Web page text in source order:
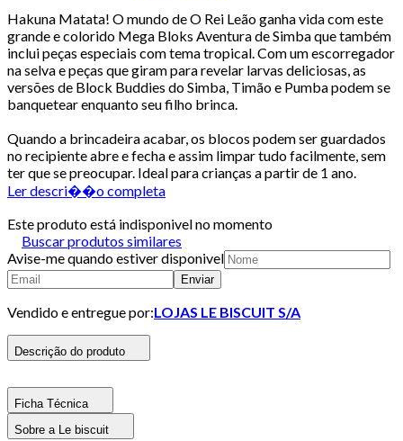
Hakuna Matata! O mundo de O Rei Leão ganha vida com este
grande e colorido Mega Bloks Aventura de Simba que também
inclui peças especiais com tema tropical. Com um escorregador
na selva e peças que giram para revelar larvas deliciosas, as
versões de Block Buddies do Simba, Timão e Pumba podem se
banquetear enquanto seu filho brinca.
Quando a brincadeira acabar, os blocos podem ser guardados
no recipiente abre e fecha e assim limpar tudo facilmente, sem
ter que se preocupar. Ideal para crianças a partir de 1 ano.
Ler descri��o completa
Este produto está indisponivel no momento
Buscar produtos similares
Avise-me quando estiver disponivel
Enviar
Vendido e entregue por:LOJAS LE BISCUIT S/A
Descrição do produto
Ficha Técnica
Sobre a Le biscuit